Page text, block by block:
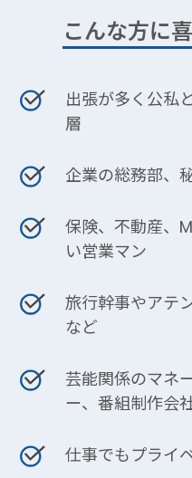
こんな方に
出張が多く公私
層
企業の総務部、
保険、不動産、
い営業マン
旅行幹事やアテ
など
芸能関係のマネ
ー、番組制作会
仕事でもプライ